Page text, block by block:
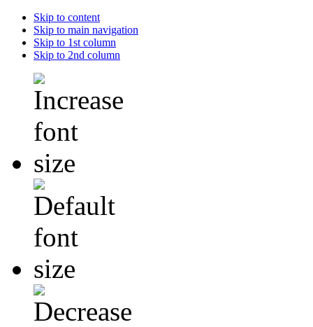
Skip to content
Skip to main navigation
Skip to 1st column
Skip to 2nd column